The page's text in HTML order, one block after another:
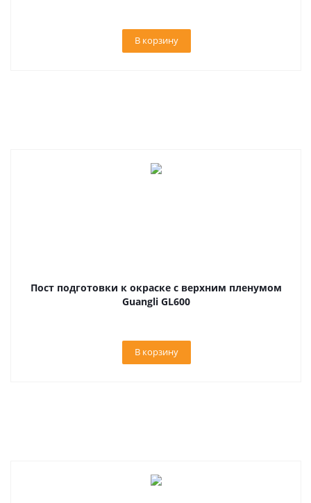
В корзину
Пост подготовки к окраске с верхним пленумом
Guangli GL600
В корзину